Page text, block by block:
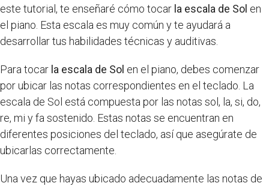
este tutorial, te enseñaré cómo tocar la escala de Sol en
el piano. Esta escala es muy común y te ayudará a
desarrollar tus habilidades técnicas y auditivas.
Para tocar la escala de Sol en el piano, debes comenzar
por ubicar las notas correspondientes en el teclado. La
escala de Sol está compuesta por las notas sol, la, si, do,
re, mi y fa sostenido. Estas notas se encuentran en
diferentes posiciones del teclado, así que asegúrate de
ubicarlas correctamente.
Una vez que hayas ubicado adecuadamente las notas de